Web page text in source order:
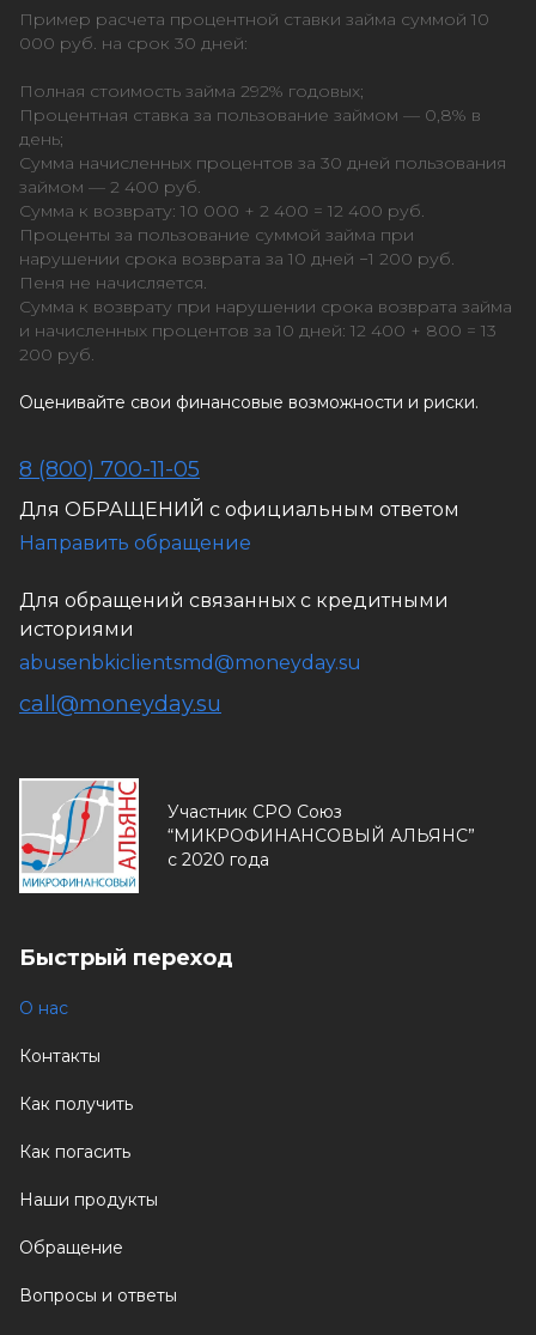
Пример расчета процентной ставки займа суммой 10
000 руб. на срок 30 дней:
Полная стоимость займа 292% годовых;
Процентная ставка за пользование займом — 0,8% в
день;
Сумма начисленных процентов за 30 дней пользования
займом — 2 400 руб.
Сумма к возврату: 10 000 + 2 400 = 12 400 руб.
Проценты за пользование суммой займа при
нарушении срока возврата за 10 дней −1 200 руб.
Пеня не начисляется.
Сумма к возврату при нарушении срока возврата займа
и начисленных процентов за 10 дней: 12 400 + 800 = 13
200 руб.
Оценивайте свои финансовые возможности и риски.
8 (800) 700-11-05
Для ОБРАЩЕНИЙ с официальным ответом
Направить обращение
Для обращений связанных с кредитными
историями
abusenbkiclientsmd@moneyday.su
call@moneyday.su
Участник СРО Союз
“МИКРОФИНАНСОВЫЙ АЛЬЯНС”
с 2020 года
Быстрый переход
О нас
Контакты
Как получить
Как погасить
Наши продукты
Обращение
Вопросы и ответы